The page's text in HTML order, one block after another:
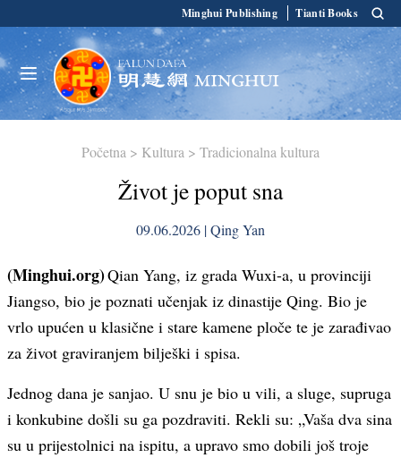
Minghui Publishing Tianti Books
Početna > Kultura > Tradicionalna kultura
Život je poput sna
09.06.2026 | Qing Yan
(Minghui.org)Qian Yang, iz grada Wuxi-a, u provinciji
Jiangso, bio je poznati učenjak iz dinastije Qing. Bio je
vrlo upućen u klasične i stare kamene ploče te je zarađivao
za život graviranjem bilješki i spisa.
Jednog dana je sanjao. U snu je bio u vili, a sluge, supruga
i konkubine došli su ga pozdraviti. Rekli su: „Vaša dva sina
su u prijestolnici na ispitu, a upravo smo dobili još troje